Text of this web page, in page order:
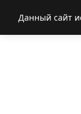
Данный сайт